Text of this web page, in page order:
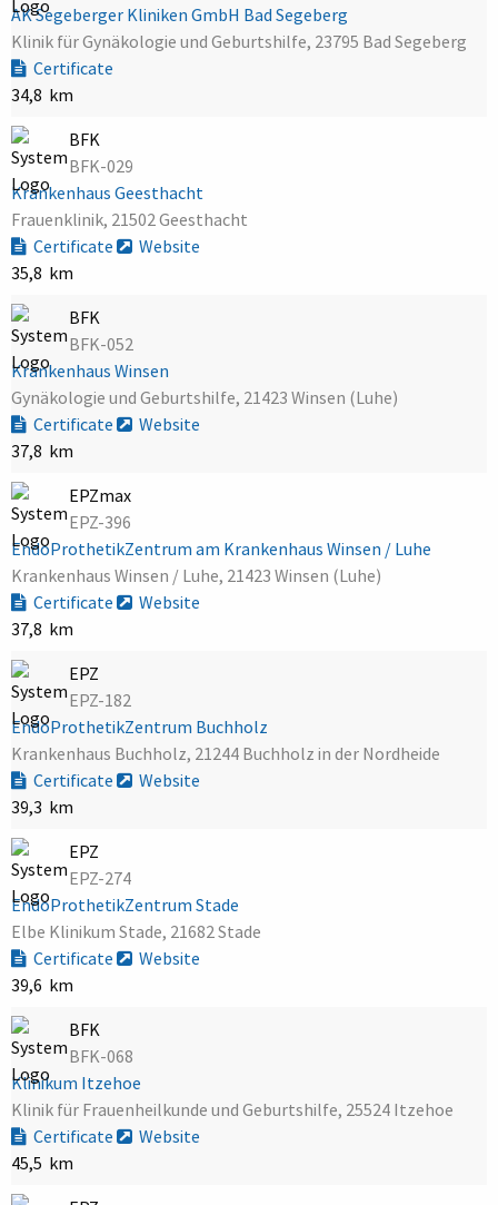
AK Segeberger Kliniken GmbH Bad Segeberg
Klinik für Gynäkologie und Geburtshilfe, 23795 Bad Segeberg
Certificate
34,8 km
BFK
BFK-029
Krankenhaus Geesthacht
Frauenklinik, 21502 Geesthacht
Certificate
Website
35,8 km
BFK
BFK-052
Krankenhaus Winsen
Gynäkologie und Geburtshilfe, 21423 Winsen (Luhe)
Certificate
Website
37,8 km
EPZmax
EPZ-396
EndoProthetikZentrum am Krankenhaus Winsen / Luhe
Krankenhaus Winsen / Luhe, 21423 Winsen (Luhe)
Certificate
Website
37,8 km
EPZ
EPZ-182
EndoProthetikZentrum Buchholz
Krankenhaus Buchholz, 21244 Buchholz in der Nordheide
Certificate
Website
39,3 km
EPZ
EPZ-274
EndoProthetikZentrum Stade
Elbe Klinikum Stade, 21682 Stade
Certificate
Website
39,6 km
BFK
BFK-068
Klinikum Itzehoe
Klinik für Frauenheilkunde und Geburtshilfe, 25524 Itzehoe
Certificate
Website
45,5 km